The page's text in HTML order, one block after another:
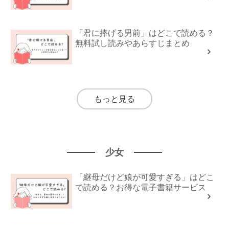
「君に捧げる男前」はどこで読める？
無料試し読みやあらすじまとめ
もっと見る
少女
「継母だけど娘が可愛すぎる」はどこ
で読める？お得な電子書籍サービス